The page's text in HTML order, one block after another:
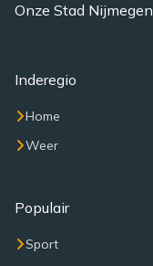
Onze Stad Nijmegen
Inderegio
Home
Weer
Populair
Sport